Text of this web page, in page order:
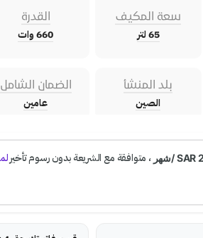
سعة المكيف
65 لتر
القدرة
660 وات
بلد المنشأ
الصين
الضمان الشامل
عامين